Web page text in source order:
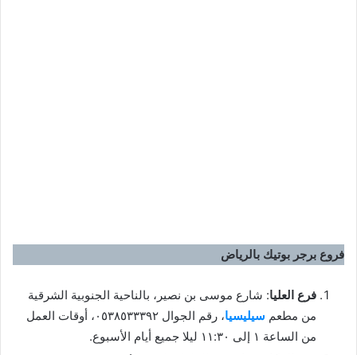
فروع برجر بوتيك بالرياض
فرع العليا: شارع موسى بن نصير، بالناحية الجنوبية الشرقية
من مطعم سيليسيا
، رقم الجوال ٠٥٣٨٥٣٣٣٩٢، أوقات العمل
من الساعة ١ إلى ١١:٣٠ ليلا جميع أيام الأسبوع.